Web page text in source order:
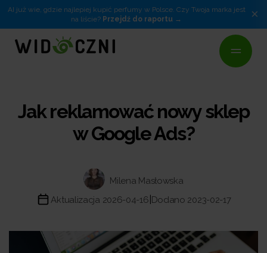
AI już wie, gdzie najlepiej kupić perfumy w Polsce. Czy Twoja marka jest
na liście? Przejdź do raportu ×
Jak reklamować nowy sklep
w Google Ads?
Milena Masłowska
Aktualizacja 2026-04-16 Dodano 2023-02-17